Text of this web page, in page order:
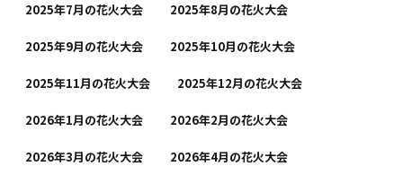
2025年7月の花火大会 2025年8月の花火大会
2025年9月の花火大会 2025年10月の花火大会
2025年11月の花火大会 2025年12月の花火大会
2026年1月の花火大会 2026年2月の花火大会
2026年3月の花火大会 2026年4月の花火大会